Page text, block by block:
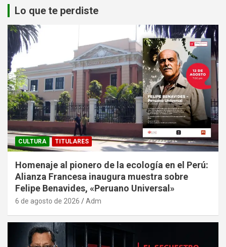
Lo que te perdiste
CULTURA TITULARES
Homenaje al pionero de la ecología en el Perú:
Alianza Francesa inaugura muestra sobre
Felipe Benavides, «Peruano Universal»
6 de agosto de 2026 Adm